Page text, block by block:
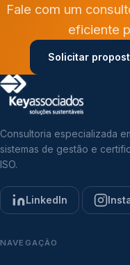
Fale com um
eficiente
Solicitar
Consultoria especializada
sistemas de gestão e
ISO.
LinkedIn
NAVEGAÇÃO